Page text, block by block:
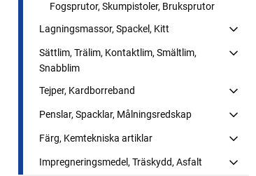
Fogsprutor, Skumpistoler, Bruksprutor
Lagningsmassor, Spackel, Kitt
Sättlim, Trälim, Kontaktlim, Smältlim,
Snabblim
Tejper, Kardborreband
Penslar, Spacklar, Målningsredskap
Färg, Kemtekniska artiklar
Impregneringsmedel, Träskydd, Asfalt